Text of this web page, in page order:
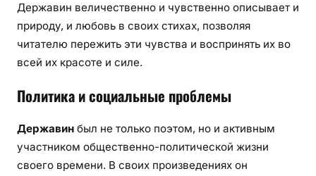
Державин величественно и чувственно описывает и
природу, и любовь в своих стихах, позволяя
читателю пережить эти чувства и воспринять их во
всей их красоте и силе.
Политика и социальные проблемы
Державин был не только поэтом, но и активным
участником общественно-политической жизни
своего времени. В своих произведениях он